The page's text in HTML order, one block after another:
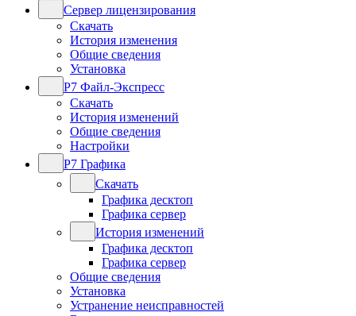
Сервер лицензирования
Скачать
История изменения
Общие сведения
Установка
Р7 Файл-Экспресс
Скачать
История изменений
Общие сведения
Настройки
Р7 Графика
Скачать
Графика десктоп
Графика сервер
История изменений
Графика десктоп
Графика сервер
Общие сведения
Установка
Устранение неисправностей